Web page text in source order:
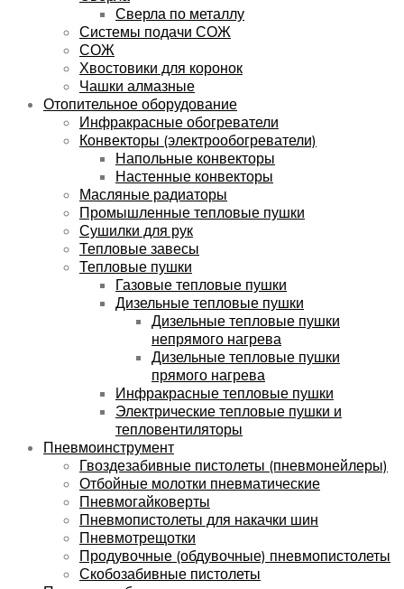
Сверла по металлу
Системы подачи СОЖ
СОЖ
Хвостовики для коронок
Чашки алмазные
Отопительное оборудование
Инфракрасные обогреватели
Конвекторы (электрообогреватели)
Напольные конвекторы
Настенные конвекторы
Масляные радиаторы
Промышленные тепловые пушки
Сушилки для рук
Тепловые завесы
Тепловые пушки
Газовые тепловые пушки
Дизельные тепловые пушки
Дизельные тепловые пушки
непрямого нагрева
Дизельные тепловые пушки
прямого нагрева
Инфракрасные тепловые пушки
Электрические тепловые пушки и
тепловентиляторы
Пневмоинструмент
Гвоздезабивные пистолеты (пневмонейлеры)
Отбойные молотки пневматические
Пневмогайковерты
Пневмопистолеты для накачки шин
Пневмотрещотки
Продувочные (обдувочные) пневмопистолеты
Скобозабивные пистолеты